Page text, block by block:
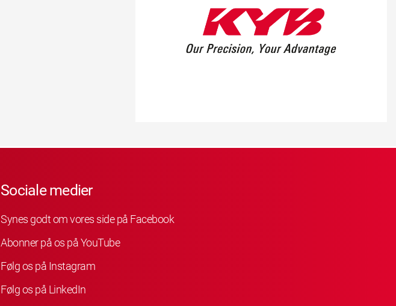
Sociale medier
Synes godt om vores side på Facebook
Abonner på os på YouTube
Følg os på Instagram
Følg os på LinkedIn